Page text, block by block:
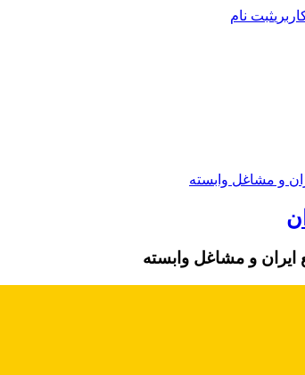
ثبت نام
ایران و مشاغل وابسته